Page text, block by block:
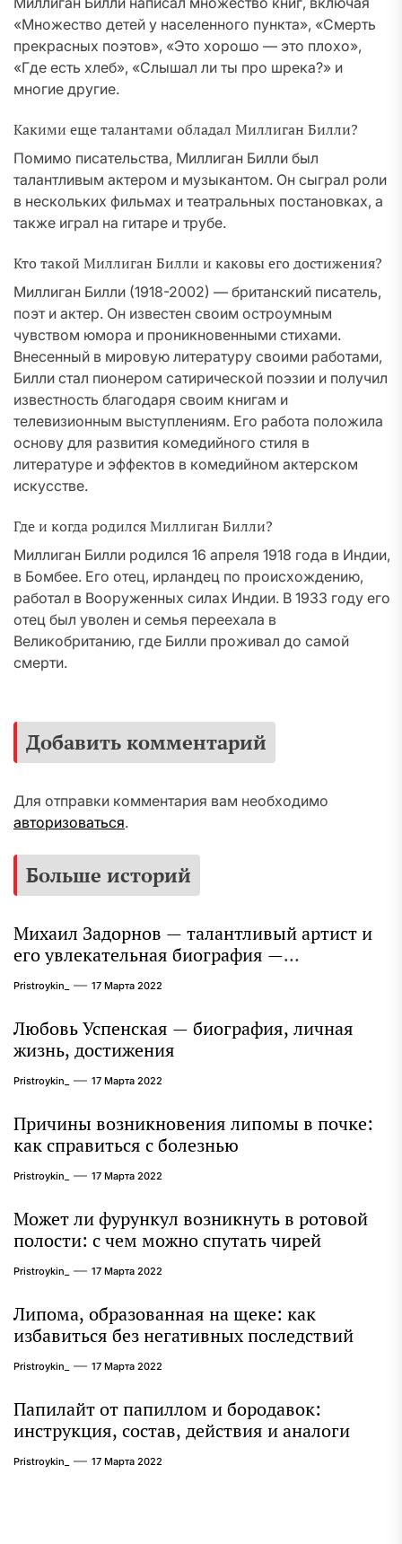
«Множество детей у населенного пункта», «Смерть
прекрасных поэтов», «Это хорошо — это плохо»,
«Где есть хлеб», «Слышал ли ты про шрека?» и
многие другие.
Какими еще талантами обладал Миллиган Билли?
Помимо писательства, Миллиган Билли был
талантливым актером и музыкантом. Он сыграл роли
в нескольких фильмах и театральных постановках, а
также играл на гитаре и трубе.
Кто такой Миллиган Билли и каковы его достижения?
Миллиган Билли (1918-2002) — британский писатель,
поэт и актер. Он известен своим остроумным
чувством юмора и проникновенными стихами.
Внесенный в мировую литературу своими работами,
Билли стал пионером сатирической поэзии и получил
известность благодаря своим книгам и
телевизионным выступлениям. Его работа положила
основу для развития комедийного стиля в
литературе и эффектов в комедийном актерском
искусстве.
Где и когда родился Миллиган Билли?
Миллиган Билли родился 16 апреля 1918 года в Индии,
в Бомбее. Его отец, ирландец по происхождению,
работал в Вооруженных силах Индии. В 1933 году его
отец был уволен и семья переехала в
Великобританию, где Билли проживал до самой
смерти.
Добавить комментарий
Для отправки комментария вам необходимо
авторизоваться.
Больше историй
Михаил Задорнов — талантливый артист и
его увлекательная биография —
выдающиеся достижения, известность и
интересные факты из личной жизни!
Pristroykin_ 17 Марта 2022
Любовь Успенская — биография, личная
жизнь, достижения
Pristroykin_ 17 Марта 2022
Причины возникновения липомы в почке:
как справиться с болезнью
Pristroykin_ 17 Марта 2022
Может ли фурункул возникнуть в ротовой
полости: с чем можно спутать чирей
Pristroykin_ 17 Марта 2022
Липома, образованная на щеке: как
избавиться без негативных последствий
Pristroykin_ 17 Марта 2022
Папилайт от папиллом и бородавок:
инструкция, состав, действия и аналоги
Pristroykin_ 17 Марта 2022